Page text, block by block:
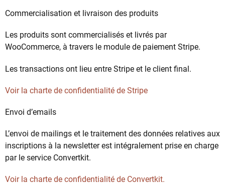
Commercialisation et livraison des produits
Les produits sont commercialisés et livrés par
WooCommerce, à travers le module de paiement Stripe.
Les transactions ont lieu entre Stripe et le client final.
Voir la charte de confidentialité de Stripe
Envoi d’emails
L’envoi de mailings et le traitement des données relatives aux
inscriptions à la newsletter est intégralement prise en charge
par le service Convertkit.
Voir la charte de confidentialité de Convertkit.